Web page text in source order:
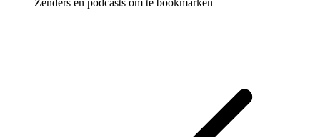
Zenders en podcasts om te bookmarken